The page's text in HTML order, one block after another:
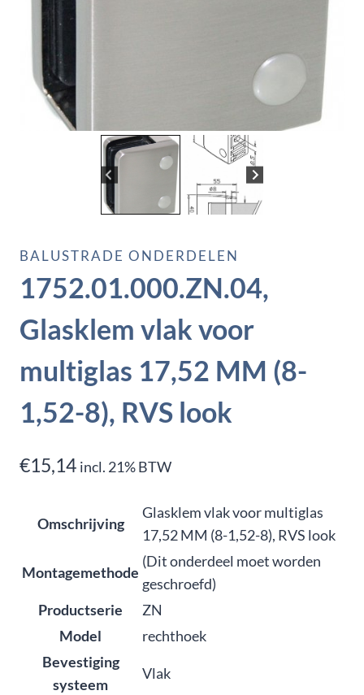
BALUSTRADE ONDERDELEN
1752.01.000.ZN.04,
Glasklem vlak voor
multiglas 17,52 MM (8-
1,52-8), RVS look
€15,14 incl. 21% BTW
Omschrijving
Glasklem vlak voor multiglas
17,52 MM (8-1,52-8), RVS look
Montagemethode
(Dit onderdeel moet worden
geschroefd)
Productserie
ZN
Model
rechthoek
Bevestiging
systeem
Vlak